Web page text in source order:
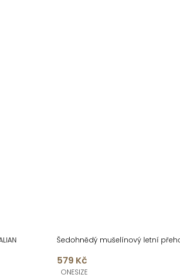
Šedohnědý mušelínový letní
579 Kč
ONESIZE